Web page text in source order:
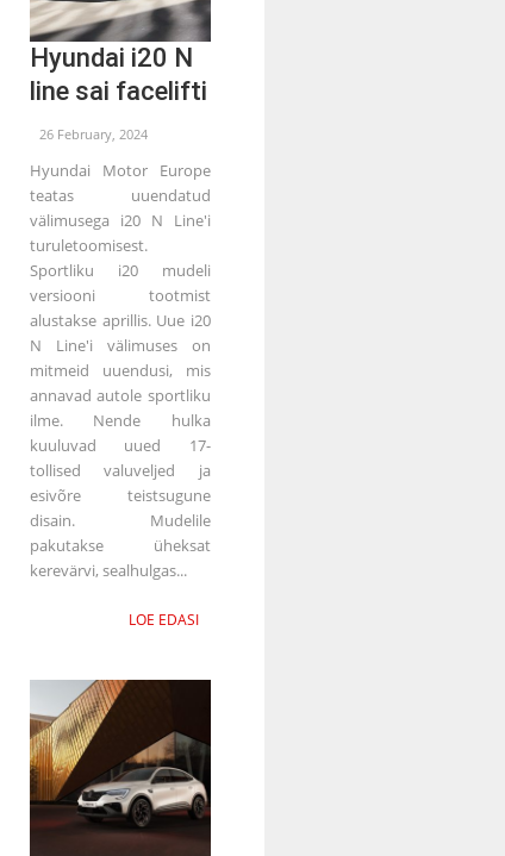
Hyundai i20 N
line sai facelifti
26 February, 2024
Hyundai Motor Europe
teatas uuendatud
välimusega i20 N Line'i
turuletoomisest.
Sportliku i20 mudeli
versiooni tootmist
alustakse aprillis. Uue i20
N Line'i välimuses on
mitmeid uuendusi, mis
annavad autole sportliku
ilme. Nende hulka
kuuluvad uued 17-
tollised valuveljed ja
esivõre teistsugune
disain. Mudelile
pakutakse üheksat
kerevärvi, sealhulgas...
LOE EDASI